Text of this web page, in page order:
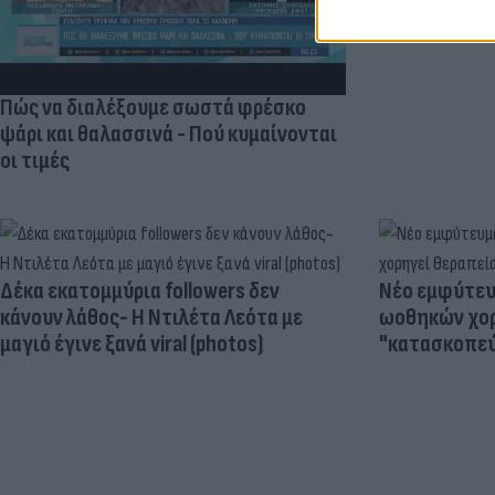
Πώς να διαλέξουμε σωστά φρέσκο
ψάρι και θαλασσινά - Πού κυμαίνονται
οι τιμές
Δέκα εκατομμύρια followers δεν
κάνουν λάθος- Η Ντιλέτα Λεότα με
μαγιό έγινε ξανά viral (photos)
Νέο
ωοθηκών